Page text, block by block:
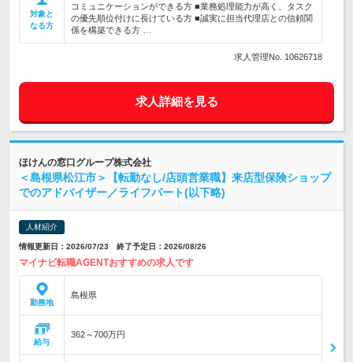
対象と
なる方
コミュニケーションができる方 ■業務処理能力が高く、タスク
の優先順位付けに長けている方 ■誠実に担当代理店との信頼関
係を構築できる方 …
求人管理No. 10626718
求人詳細を見る
ほけんの窓口グループ株式会社
＜島根県松江市＞【転勤なし/店頭営業職】来店型保険ショップ
でのアドバイザー／ライフパート(以下略)
人材紹介
情報更新日：2026/07/23 終了予定日：2026/08/26
マイナビ転職AGENTおすすめの求人です
勤務地
島根県
給与
362～700万円